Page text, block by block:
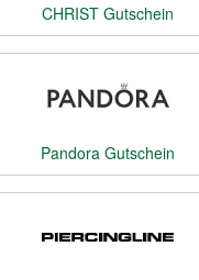
CHRIST Gutschein
Pandora Gutschein